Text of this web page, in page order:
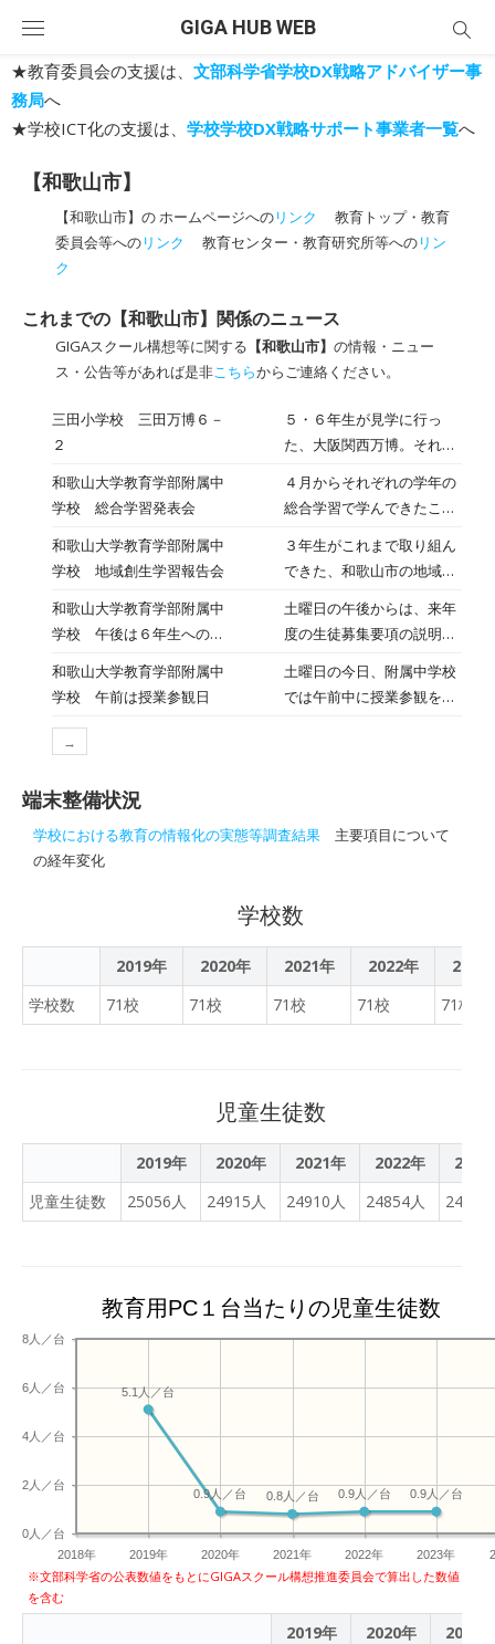
content
GIGA HUB WEB
★教育委員会の支援は、 文部科学省学校DX戦略アドバイザー事
務局へ
★学校ICT化の支援は、 学校学校DX戦略サポート事業者一覧へ
【和歌山市】
【和歌山市】の ホームページへのリンク
教育トップ・教育
委員会等へのリンク 教育センター・教育研究所等へのリン
ク
これまでの【和歌山市】関係のニュース
GIGAスクール構想等に関する 【和歌山市】 の情報・ニュー
ス・公告等があれば是非こちらからご連絡ください。
三田小学校 三田万博６－
２
５・６年生が見学に行っ
た、大阪関西万博。それを
開けないかと、各クラスで
取り組んだ地域やSDGｓに
関することについて、ラン
チルームにパビリオンを設
置して、「三田万博」を行
いました。まず初めは、６
－２。竈山神社や和田川、
名草山など、三田地域の
様々なところに実際に行っ
かったこともあって、参加
夫を凝らした展示やプレゼ
ンがよかったです。
和歌山大学教育学部附属中
学校 総合学習発表会
４月からそれぞれの学年の
総合学習で学んできたこと
日かけて学習発表会を行い
ました。 開始は体育館に
て、それぞれの学年の代表
発表を参観しました。 その
あとは各教室で順番に移動
しながら、自分以外の学年
の学習を 参観し、お互いに
できました。
和歌山大学教育学部附属中
学校 地域創生学習報告会
３年生がこれまで取り組ん
できた、和歌山市の地域創
行いました。前回は地域の
自治会や公民館の方に 自分
たちが考えたアイデアを提
案しに行ってきました。 今
者の方にとっては、三年間
うか。 ６年生のみなさん
は、静かにマナー良く報告
を聞いてくれました。
和歌山大学教育学部附属中
学校 午後は６年生への公
土曜日の午後からは、来年
度の生徒募集要項の説明会
間目の授業を公開し、本校
の授業の様子を参観しても
に取り組むこと、一人一台
様子を見ていただけたので
後には「頑張ったよ。」と
声をかけてくれる生徒もい
ました。 蒸し暑い午後とな
和歌山大学教育学部附属中
学校 午前は授業参観日
土曜日の今日、附属中学校
では午前中に授業参観を行
すが、しっかりと成果発表
ができました。 ２年生と３
組む姿を 見せてくれまし
た。参観のあとは「秋の保
護者の集い」が行われまし
た。 育友会役員さんの計画
で行いました。日々、思春
想いを分かち合え、充実し
た時間となりました。
→
端末整備状況
学校における教育の情報化の実態等調査結果 主要項目について
の経年変化
学校数
2019年 2020年 2021年 2022年
2023
学校数
71校 71校 71校 71校 71校
児童生徒数
2019年 2020年 2021年 2022年
2023
児童生徒数
25056人 24915人 24910人 24854人 24493
教育用PC１台当たりの児童生徒数
2018年 2019年 2020年 2021年 2022年 2023年
0人／台
2人／台
4人／台
6人／台
8人／台
0.9人／台
0.9人／台
0.8人／台
0.9人／台
5.1人／台
※文部科学省の公表数値をもとにGIGAスクール構想推進委員会で算出した数値
を含む
2019年 2020年
2021年